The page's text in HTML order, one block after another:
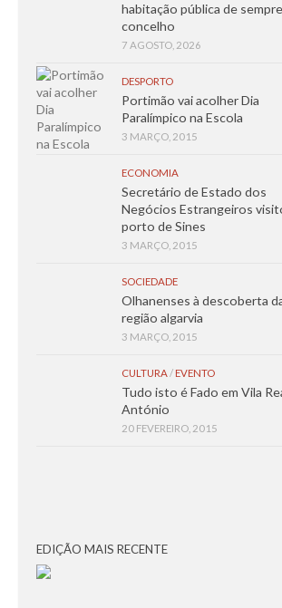
habitação pública de
concelho
7 AGOSTO, 2026
DESPORTO
Portimão vai acolher Dia
Paralímpico na Escola
3 MARÇO, 2015
ECONOMIA
Secretário de Estado dos
Negócios Estrangeiros
porto de Sines
3 MARÇO, 2015
SOCIEDADE
Olhanenses à descoberta
região algarvia
3 MARÇO, 2015
CULTURA/ EVENTO
Tudo isto é Fado em Vila
António
20 FEVEREIRO, 2015
EDIÇÃO MAIS RECENTE